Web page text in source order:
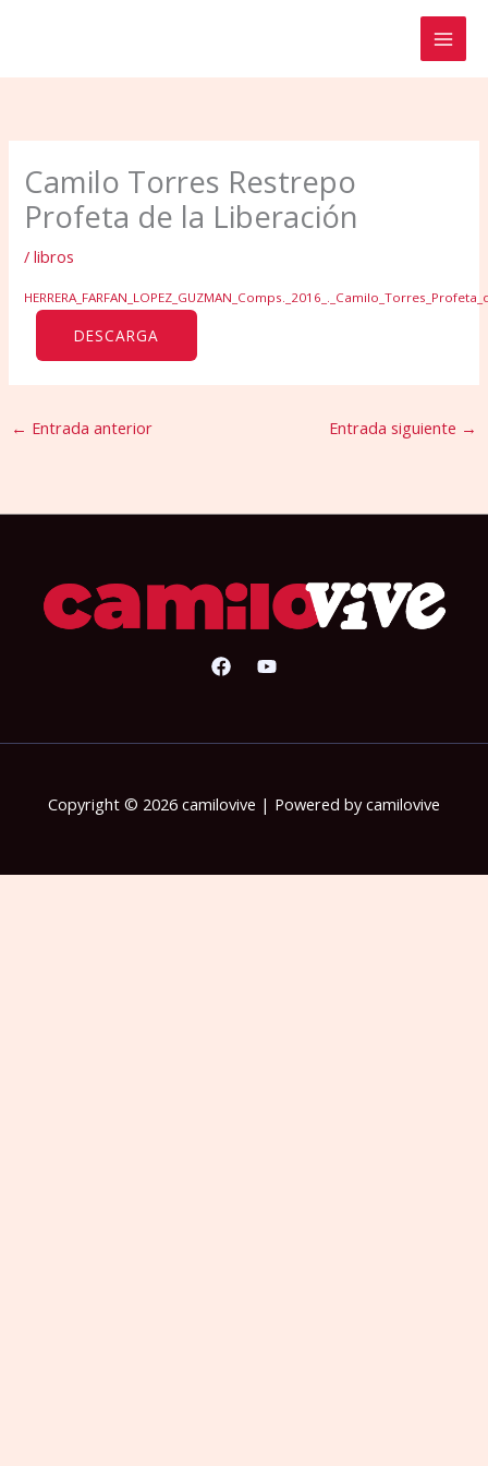
Camilo Torres Restrepo
Profeta de la Liberación
/libros
DESCARGA
← Entrada anterior Entrada siguiente →
Copyright © 2026 camilovive | Powered by camilovive